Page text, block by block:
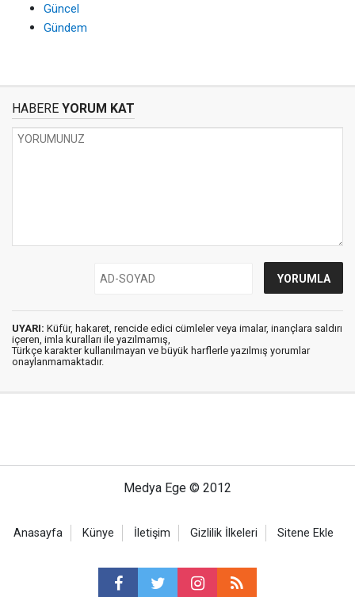
Güncel
Gündem
HABERE YORUM KAT
UYARI: Küfür, hakaret, rencide edici cümleler veya imalar, inançlara saldırı
içeren, imla kuralları ile yazılmamış,
Türkçe karakter kullanılmayan ve büyük harflerle yazılmış yorumlar
onaylanmamaktadır.
Medya Ege © 2012
Anasayfa Künye İletişim Gizlilik İlkeleri Sitene Ekle